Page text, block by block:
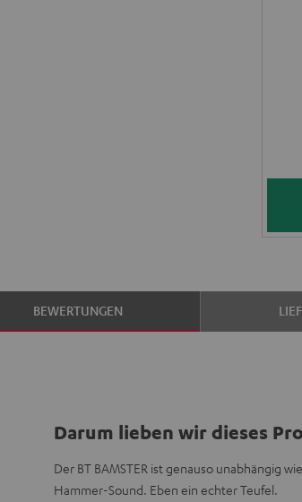
BEWERTUNGEN
Darum lieben wir dieses
Der BT BAMSTER ist genauso unabhängig
Hammer-Sound. Eben ein echter Teufel.